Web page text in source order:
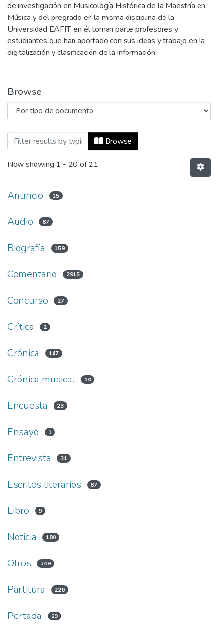
de investigación en Musicología Histórica de la Maestría en
Música y del pregrado en la misma disciplina de la
Universidad EAFIT; en él toman parte profesores y
estudiantes que han aportado con sus ideas y trabajo en la
digitalización y clasificación de la información.
Browse
Browsing Patrimonio Musical by Tipo de
Browse
Now showing 1 - 20 of 21
Anuncio 15
Audio 87
Biografía 159
Comentario 2915
Concurso 27
Crítica 2
Crónica 167
Crónica musical 10
Encuesta 23
Ensayo 1
Entrevista 31
Escritos literarios 87
Libro 9
Noticia 180
Otros 149
Partitura 226
Portada 29